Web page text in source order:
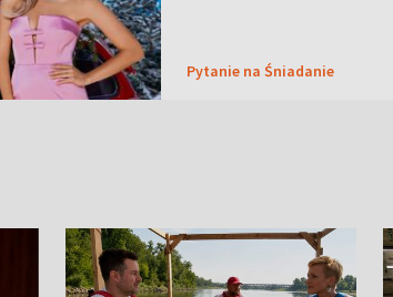
Pytanie na Śniadanie